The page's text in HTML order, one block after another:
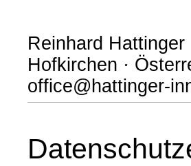
Reinhard Hattinger
Hofkirchen ·
office@hattinger-